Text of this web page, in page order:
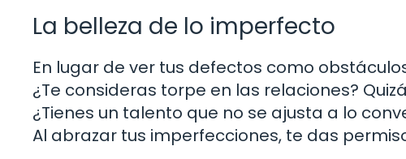
La belleza de lo imperfecto
En lugar de ver tus defectos como
¿Te consideras torpe en las relaciones?
¿Tienes un talento que no se ajusta a lo
Al abrazar tus imperfecciones, te das